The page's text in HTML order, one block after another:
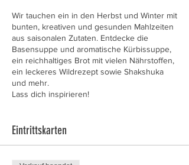
Wir tauchen ein in den Herbst und Winter mit
bunten, kreativen und gesunden Mahlzeiten
aus saisonalen Zutaten. Entdecke die
Basensuppe und aromatische Kürbissuppe,
ein reichhaltiges Brot mit vielen Nährstoffen,
ein leckeres Wildrezept sowie Shakshuka
und mehr.
Lass dich inspirieren!
Eintrittskarten